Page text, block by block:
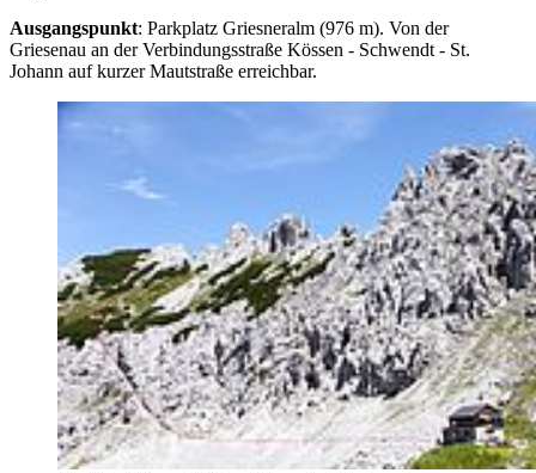
Ausgangspunkt: Parkplatz Griesneralm (976 m). Von der
Griesenau an der Verbindungsstraße Kössen - Schwendt - St.
Johann auf kurzer Mautstraße erreichbar.